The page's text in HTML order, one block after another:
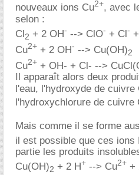
nouveaux ions Cu2+, avec
selon :
Cl2 + 2 OH- --> ClO- + Cl-
Cu2+ + 2 OH- --> Cu(OH)2
Cu2+ + OH- + Cl- -->
Il apparaît alors deux
l'eau, l'hydroxyde de cuivre
l'hydroxychlorure de cuivre
Mais comme il se forme
il est possible que ces ions
partie les produits
Cu(OH)2 + 2 H+ --> Cu2+ +